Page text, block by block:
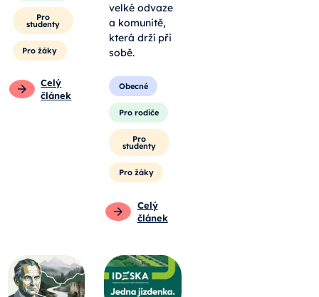
Pro
studenty
Pro žáky
Celý
článek
velké odvaze
a komunitě,
která drží při
sobě.
Obecné
Pro rodiče
Pro
studenty
Pro žáky
Celý
článek